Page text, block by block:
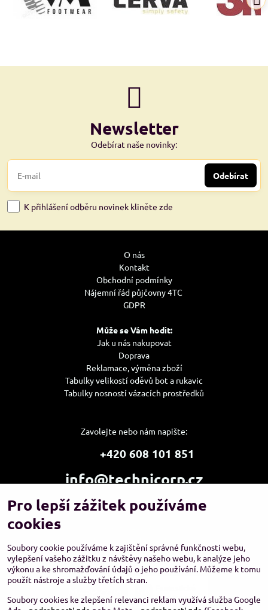
Newsletter
Odebírat naše novinky:
Odebírat
K přihlášení odběru novinek kliněte zde
O nás
Kontakt
Obchodní podmínky
Nájemní řád půjčovny 4TC
GDPR
Může se Vám hodit:
Jak u nás nakupovat
Doprava
Reklamace, výměna zboží
Tabulky velikostí oděvů bot a rukavic
Tabulky nosností vázacích prostředků
Zavolejte nebo nám napište:
+420 608 101 851
info@technicorp.cz
Showroom a výdejní místo:
TECHNICORP ESHOP s.r.o.
Pro lepší zážitek používáme
cookies
Soubory cookie používáme k zajištění správné funkčnosti webu,
vylepšení vašeho zážitku z návštěvy našeho webu, k analýze jeho
výkonu a ke shromažďování údajů o jeho používání. Můžeme k tomu
použít nástroje a služby třetích stran.
Soubory cookies ke zlepšení relevanci reklam využívá služba Google